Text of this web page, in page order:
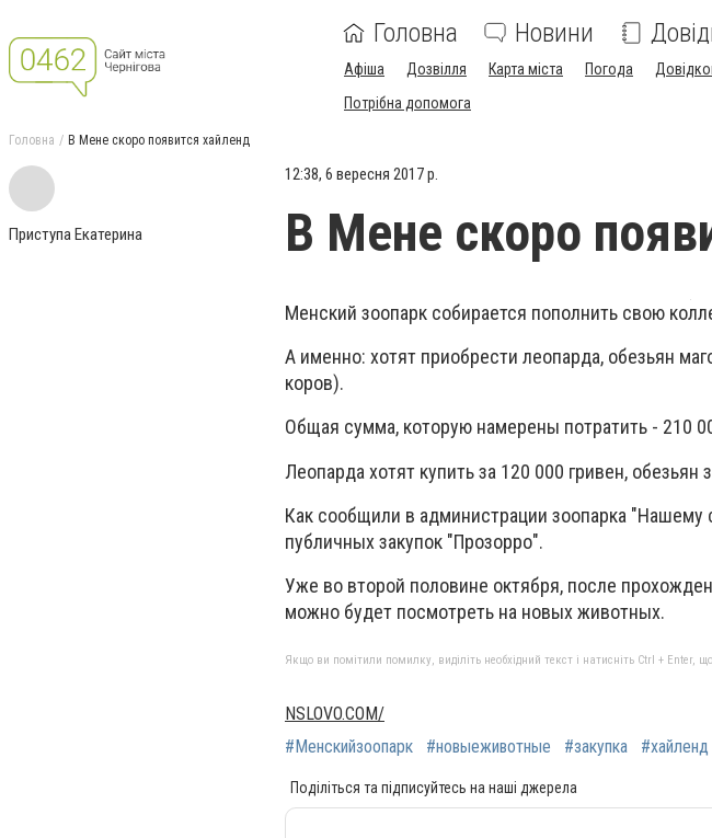
Головна Новини
Афіша Дозвілля Карта міста Погода
Потрібна допомога
Головна В Мене скоро появится хайленд
Приступа Екатерина
12:38, 6 вересня 2017 р.
В Мене скоро
Менский зоопарк собирается пополнить свою
А именно: хотят приобрести леопарда, обезьян
коров).
Общая сумма, которую намерены потратить - 210
Леопарда хотят купить за 120 000 гривен, обезьян
Как сообщили в администрации зоопарка "Нашему
публичных закупок "Прозорро".
Уже во второй половине октября, после
можно будет посмотреть на новых животных.
Якщо ви помітили помилку, виділіть необхідний текст і натисніть Ctrl + Enter,
NSLOVO.COM/
#Менскийзоопарк
#новыеживотные #закупка #хайленд
Поділіться та підписуйтесь на наші джерела